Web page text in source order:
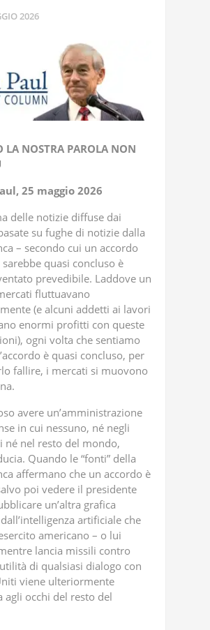
2026
LA NOSTRA PAROLA NON
25 maggio 2026
delle notizie diffuse dai
su fughe di notizie dalla
– secondo cui un accordo
sarebbe quasi concluso è
prevedibile. Laddove un
fluttuavano
(e alcuni addetti ai lavori
enormi profitti con queste
ogni volta che sentiamo
è quasi concluso, per
fallire, i mercati si muovono
avere un’amministrazione
in cui nessuno, né negli
né nel resto del mondo,
Quando le “fonti” della
affermano che un accordo è
poi vedere il presidente
un’altra grafica
artificiale che
americano – o lui
lancia missili contro
di qualsiasi dialogo con
viene ulteriormente
agli occhi del resto del